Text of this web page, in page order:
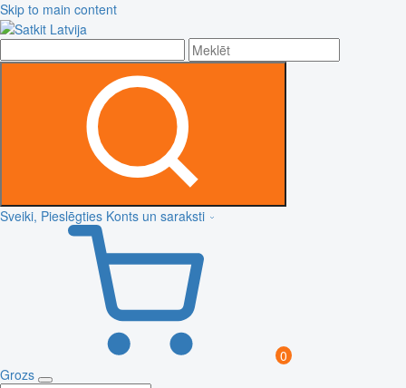
Skip to main content
Sveiki, Pieslēgties Konts un saraksti
0
Grozs